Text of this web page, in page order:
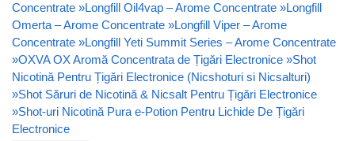
Concentrate »Longfill Oil4vap – Arome Concentrate »Longfill
Omerta – Arome Concentrate »Longfill Viper – Arome
Concentrate »Longfill Yeti Summit Series – Arome Concentrate
»OXVA OX Aromă Concentrata de Țigări Electronice »Shot
Nicotină Pentru Țigări Electronice (Nicshoturi si Nicsalturi)
»Shot Săruri de Nicotină & Nicsalt Pentru Țigări Electronice
»Shot-uri Nicotină Pura e-Potion Pentru Lichide De Țigări
Electronice